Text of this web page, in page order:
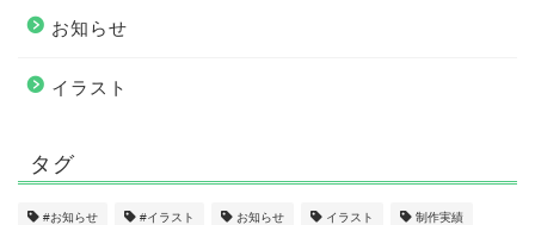
お知らせ
イラスト
タグ
#お知らせ #イラスト お知らせ イラスト 制作実績